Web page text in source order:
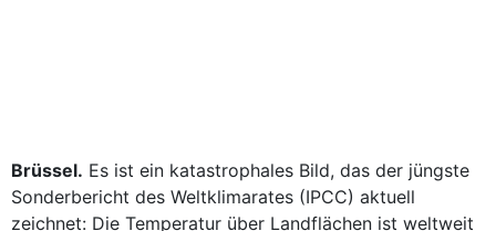
Brüssel. Es ist ein katastrophales Bild, das der jüngste
Sonderbericht des Weltklimarates (IPCC) aktuell
zeichnet: Die Temperatur über Landflächen ist weltweit